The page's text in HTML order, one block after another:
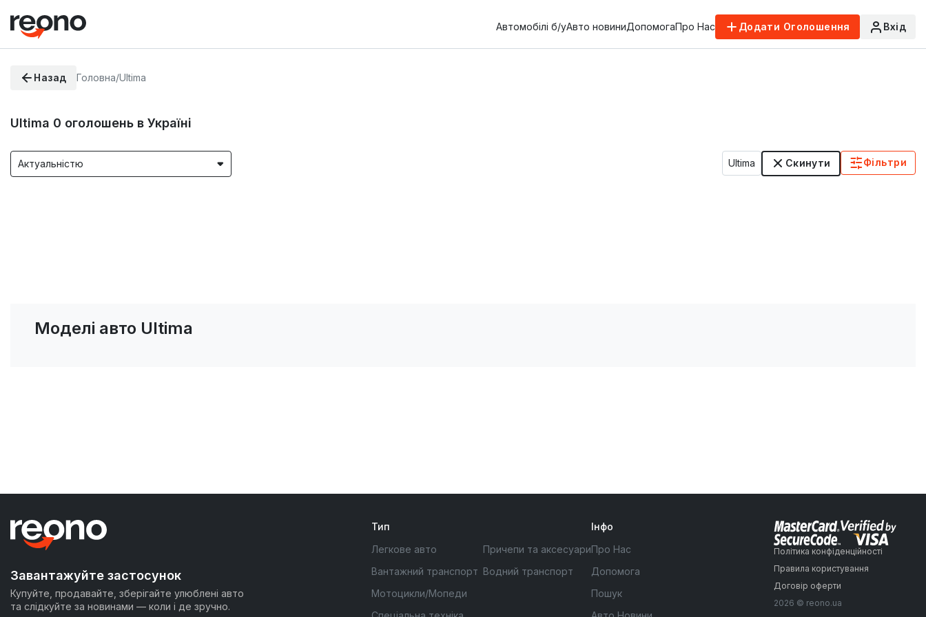
Автомобілі б/уАвто новиниДопомогаПро Нас Додати Оголошення Вхід
Назад Головна/Ultima
Ultima 0 оголошень в Україні
Актуальністю Ultima Скинути Фільтри
Моделі авто Ultima
Завантажуйте застосунок
Купуйте, продавайте, зберігайте улюблені авто
та слідкуйте за новинами — коли і де зручно.
Тип
Легкове авто
Вантажний транспорт
Мотоцикли/Мопеди
Причепи та аксесуари
Водний транспорт
Інфо
Про Нас
Допомога
Пошук
Політика конфіденційності
Правила користування
Договір оферти
2026 © reono.ua